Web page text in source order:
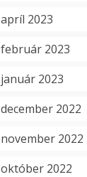
apríl 2023
február 2023
január 2023
december 2022
november 2022
október 2022